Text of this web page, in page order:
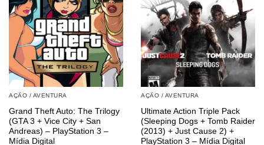
AÇÃO / AVENTURA
Grand Theft Auto: The Trilogy
(GTA 3 + Vice City + San
Andreas) – PlayStation 3 –
Mídia Digital
AÇÃO / AVENTURA
Ultimate Action Triple Pack
(Sleeping Dogs + Tomb Raider
(2013) + Just Cause 2) +
PlayStation 3 – Mídia Digital